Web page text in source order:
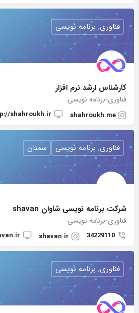
كارشناس ارشد نرم افزار
فناوری-برنامه نویسی
shahroukh.me
shahroukh.ir
فناوری, برنامه نویسی
شرکت برنامه نویسی شاوان shavan
فناوری-برنامه نویسی
34229110
shavan.ir
فناوری, برنامه نویسی سمنان
فناوری, برنامه نویسی